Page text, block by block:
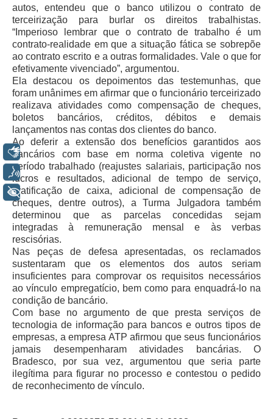
Comissão Permanente de Gestão Socioambiental
Comitê Gestor do Plano de Contratações e Aquisições
no Âmbito do TRT11
Grupo Operacional do Centro de Inteligência
Comitê de Equidade de Raça, Gênero e Diversidade
Comitê PopRuaJud
Comissão de Justiça Itinerante
Comissão Permanente de Avaliação Documental
Automação e IA
Governança
Governança de TI
Gestão Estratégica
Governança das Contratações Obras
Rede de Governança Colaborativa
Gestão de Riscos
Laboratório de Inovação
Assessoria de Governança de Gestão de Pessoas
Sites Institucionais
Biblioteca
Centro de Memória
autos, entendeu que o banco utilizou o contrato de
terceirização para burlar os direitos trabalhistas.
“Imperioso lembrar que o contrato de trabalho é um
contrato-realidade em que a situação fática se sobrepõe
ao contrato escrito e a outras formalidades. Vale o que for
efetivamente vivenciado”, argumentou.
Ela destacou os depoimentos das testemunhas, que
foram unânimes em afirmar que o funcionário terceirizado
realizava atividades como compensação de cheques,
boletos bancários, créditos, débitos e demais
lançamentos nas contas dos clientes do banco.
Ao deferir a extensão dos benefícios garantidos aos
bancários com base em norma coletiva vigente no
período trabalhado (reajustes salariais, participação nos
lucros e resultados, adicional de tempo de serviço,
gratificação de caixa, adicional de compensação de
cheques, dentre outros), a Turma Julgadora também
determinou que as parcelas concedidas sejam
integradas à remuneração mensal e às verbas
rescisórias.
Nas peças de defesa apresentadas, os reclamados
sustentaram que os elementos dos autos seriam
insuficientes para comprovar os requisitos necessários
ao vínculo empregatício, bem como para enquadrá-lo na
condição de bancário.
Com base no argumento de que presta serviços de
tecnologia de informação para bancos e outros tipos de
empresas, a empresa ATP afirmou que seus funcionários
jamais desempenharam atividades bancárias. O
Bradesco, por sua vez, argumentou que seria parte
ilegítima para figurar no processo e contestou o pedido
de reconhecimento de vínculo.
Libras
Voz
+ Acessibilidade